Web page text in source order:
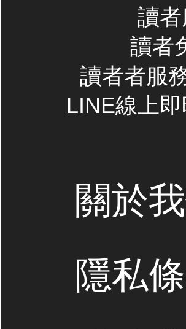
讀
讀者
讀者者服
LINE線上
關於
隱私